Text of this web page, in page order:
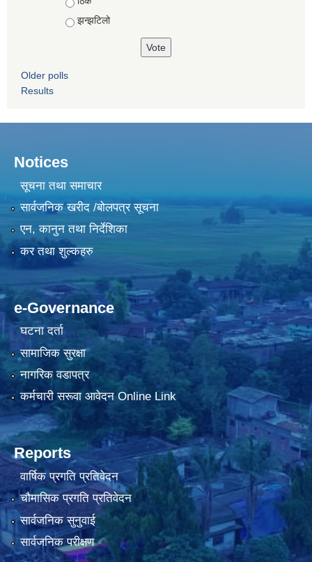
झन्झटिलो
Older polls
Results
Notices
सूचना तथा समाचार
सार्वजनिक खरीद /बोलपत्र सूचना
एन, कानुन तथा निर्देशिका
कर तथा शुल्कहरु
e-Governance
घटना दर्ता
सामाजिक सुरक्षा
नागरिक वडापत्र
कर्मचारी सरूवा आवेदन Online Link
Reports
वार्षिक प्रगति प्रतिवेदन
चौमासिक प्रगति प्रतिवेदन
सार्वजनिक सुनुवाई
सार्वजनिक परीक्षण